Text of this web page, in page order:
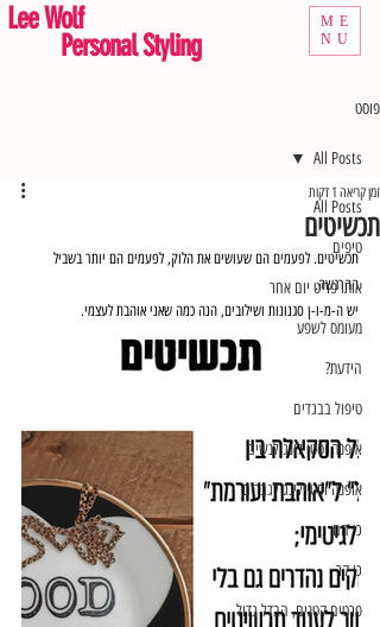
Lee Wolf
Personal Styling
ME
NU
פוסט
All Posts
טיפים
אותו פריט יום אחר
מעומס לשפע
הידעת?
טיפול בבגדים
אופנה וסטיילינג לנשים
אופנה וסטיילינג לגברים
כי חם
כי קר
פרטים קטנים, הבדל גדול
All Posts
תכשיטים
זמן קריאה 1 דקות
תכשיטים. לפעמים הם שעושים את הלוק, לפעמים הם יותר בשביל
ההרגשה.
יש ה-מ-ו-ן סגנונות ושילובים, הנה כמה שאני אוהבת לעצמי.